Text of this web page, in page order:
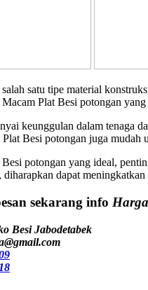
salah satu tipe material
Plat Besi potongan
keunggulan dalam tenaga
Besi potongan juga mudah
potongan yang ideal,
diharapkan dapat
sekarang info
Besi Jabodetabek